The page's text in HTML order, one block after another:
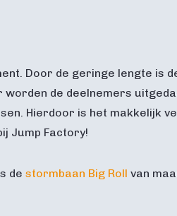
Door de geringe lengte is
de deelnemers
Hierdoor is het makkelijk
Jump Factory!
de stormbaan Big Roll van